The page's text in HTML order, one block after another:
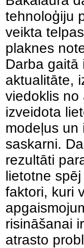
tehnoloģiju
veikta
plaknes
Darba gaitā
aktualitāte,
viedoklis no
izveidota
modeļus un
saskarni.
rezultāti
lietotne
faktori, kuri
risināšanai
atrasto